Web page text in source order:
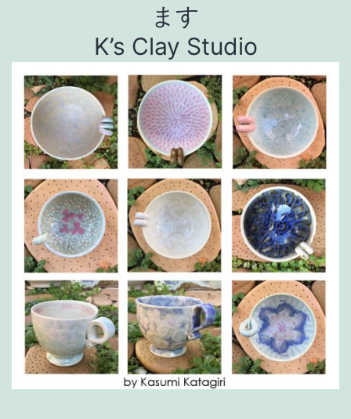
ます
K’s Clay Studio